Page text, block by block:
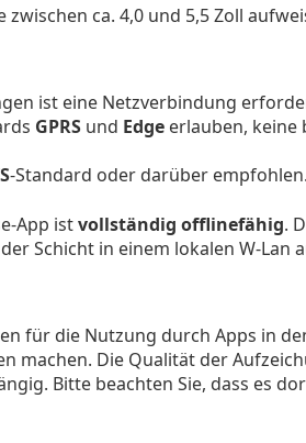
zwischen ca. 4,0 und 5,5 Zoll
ist eine Netzverbindung
GPRS und Edge erlauben, keine
-Standard oder darüber empfohlen.
App istvollständig offlinefähig.
Schicht in einem lokalen W-Lan
für die Nutzung durch Apps in
machen. Die Qualität der
Bitte beachten Sie, dass es